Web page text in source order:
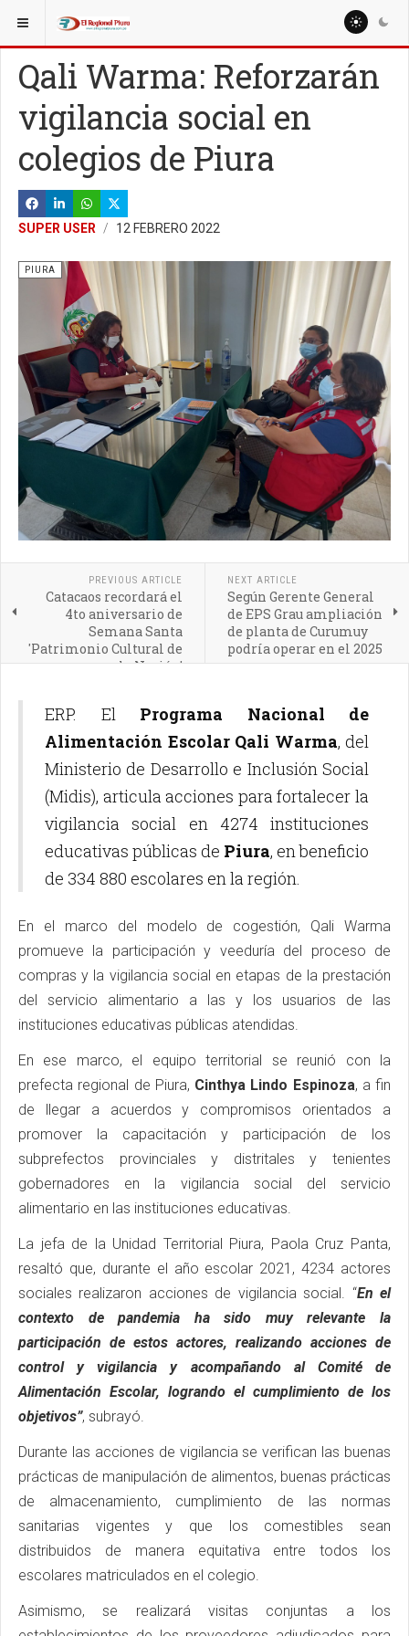
ESTÁ AQUÍ: REGIÓN PIURA
Qali Warma: Reforzarán
vigilancia social en
colegios de Piura
SUPER USER 12 FEBRERO 2022
PIURA
PREVIOUS ARTICLE
Catacaos recordará el
4to aniversario de
Semana Santa
'Patrimonio Cultural de
la Nación'
NEXT ARTICLE
Según Gerente General
de EPS Grau ampliación
de planta de Curumuy
podría operar en el 2025
ERP. El Programa Nacional de
Alimentación Escolar Qali Warma, del
Ministerio de Desarrollo e Inclusión Social
(Midis), articula acciones para fortalecer la
vigilancia social en 4274 instituciones
educativas públicas de Piura, en beneficio
de 334 880 escolares en la región.
En el marco del modelo de cogestión, Qali Warma
promueve la participación y veeduría del proceso de
compras y la vigilancia social en etapas de la prestación
del servicio alimentario a las y los usuarios de las
instituciones educativas públicas atendidas.
En ese marco, el equipo territorial se reunió con la
prefecta regional de Piura, Cinthya Lindo Espinoza, a fin
de llegar a acuerdos y compromisos orientados a
promover la capacitación y participación de los
subprefectos provinciales y distritales y tenientes
gobernadores en la vigilancia social del servicio
alimentario en las instituciones educativas.
La jefa de la Unidad Territorial Piura, Paola Cruz Panta,
resaltó que, durante el año escolar 2021, 4234 actores
sociales realizaron acciones de vigilancia social. “En el
contexto de pandemia ha sido muy relevante la
participación de estos actores, realizando acciones de
control y vigilancia y acompañando al Comité de
Alimentación Escolar, logrando el cumplimiento de los
objetivos”, subrayó.
Durante las acciones de vigilancia se verifican las buenas
prácticas de manipulación de alimentos, buenas prácticas
de almacenamiento, cumplimiento de las normas
sanitarias vigentes y que los comestibles sean
distribuidos de manera equitativa entre todos los
escolares matriculados en el colegio.
Asimismo, se realizará visitas conjuntas a los